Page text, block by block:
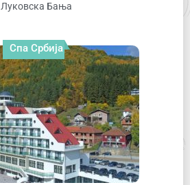
Луковска Бања
Спа Србија